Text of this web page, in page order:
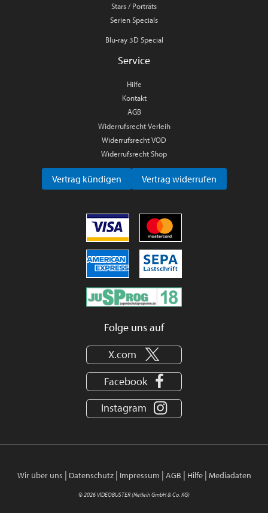
Stars / Porträts
Serien Specials
Blu-ray 3D Special
Service
Hilfe
Kontakt
AGB
Widerrufsrecht Verleih
Widerrufsrecht VOD
Widerrufsrecht Shop
Vertrag kündigen Vertrag widerrufen
Folge uns auf
X.com
Facebook
Instagram
Wir über uns | Datenschutz| Impressum | AGB | Hilfe| Mediadaten
© 2026 VIDEOBUSTER (Netleih GmbH & Co. KG)